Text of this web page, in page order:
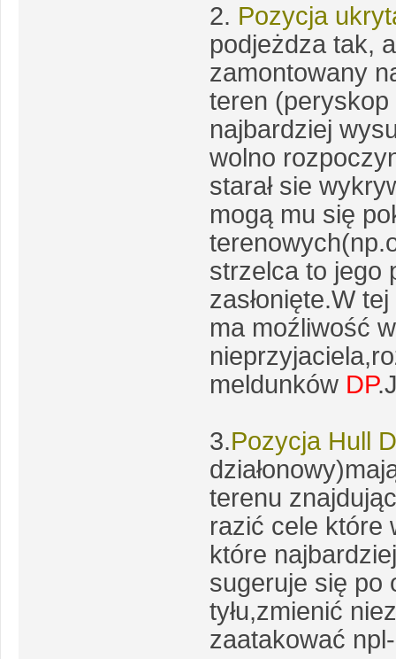
2. Pozycja
podjeżdza tak,
zamontowany
teren (peryskop
najbardziej
wolno
starał sie
mogą mu się
strzelca to jego
zasłonięte.W
ma moźliwość
meldunków DP
3.Pozycja Hull
terenu
razić cele które
które
sugeruje się po
tyłu,zmienić
zaatakować